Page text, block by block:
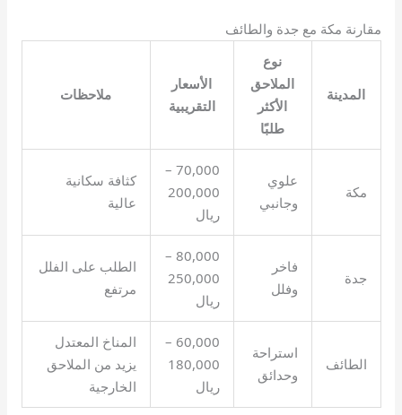
مقارنة مكة مع جدة والطائف
المدينة
نوع
الملاحق
الأكثر
طلبًا
الأسعار
التقريبية
ملاحظات
مكة
علوي
وجانبي
70,000 –
200,000
ريال
كثافة سكانية
عالية
جدة
فاخر
وفلل
80,000 –
250,000
ريال
الطلب على الفلل
مرتفع
الطائف
استراحة
وحدائق
60,000 –
180,000
ريال
المناخ المعتدل
يزيد من الملاحق
الخارجية